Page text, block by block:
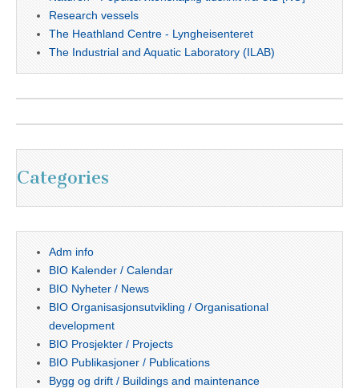
Research vessels
The Heathland Centre - Lyngheisenteret
The Industrial and Aquatic Laboratory (ILAB)
Categories
Adm info
BIO Kalender / Calendar
BIO Nyheter / News
BIO Organisasjonsutvikling / Organisational
development
BIO Prosjekter / Projects
BIO Publikasjoner / Publications
Bygg og drift / Buildings and maintenance